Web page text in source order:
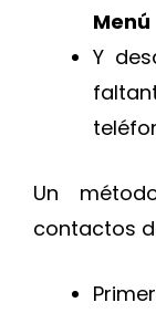
Menú
Y
Un
contactos